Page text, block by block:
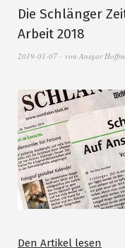
Die Schlänger
Arbeit 2018
2019-01-07 von Ansgar
Den Artikel lesen